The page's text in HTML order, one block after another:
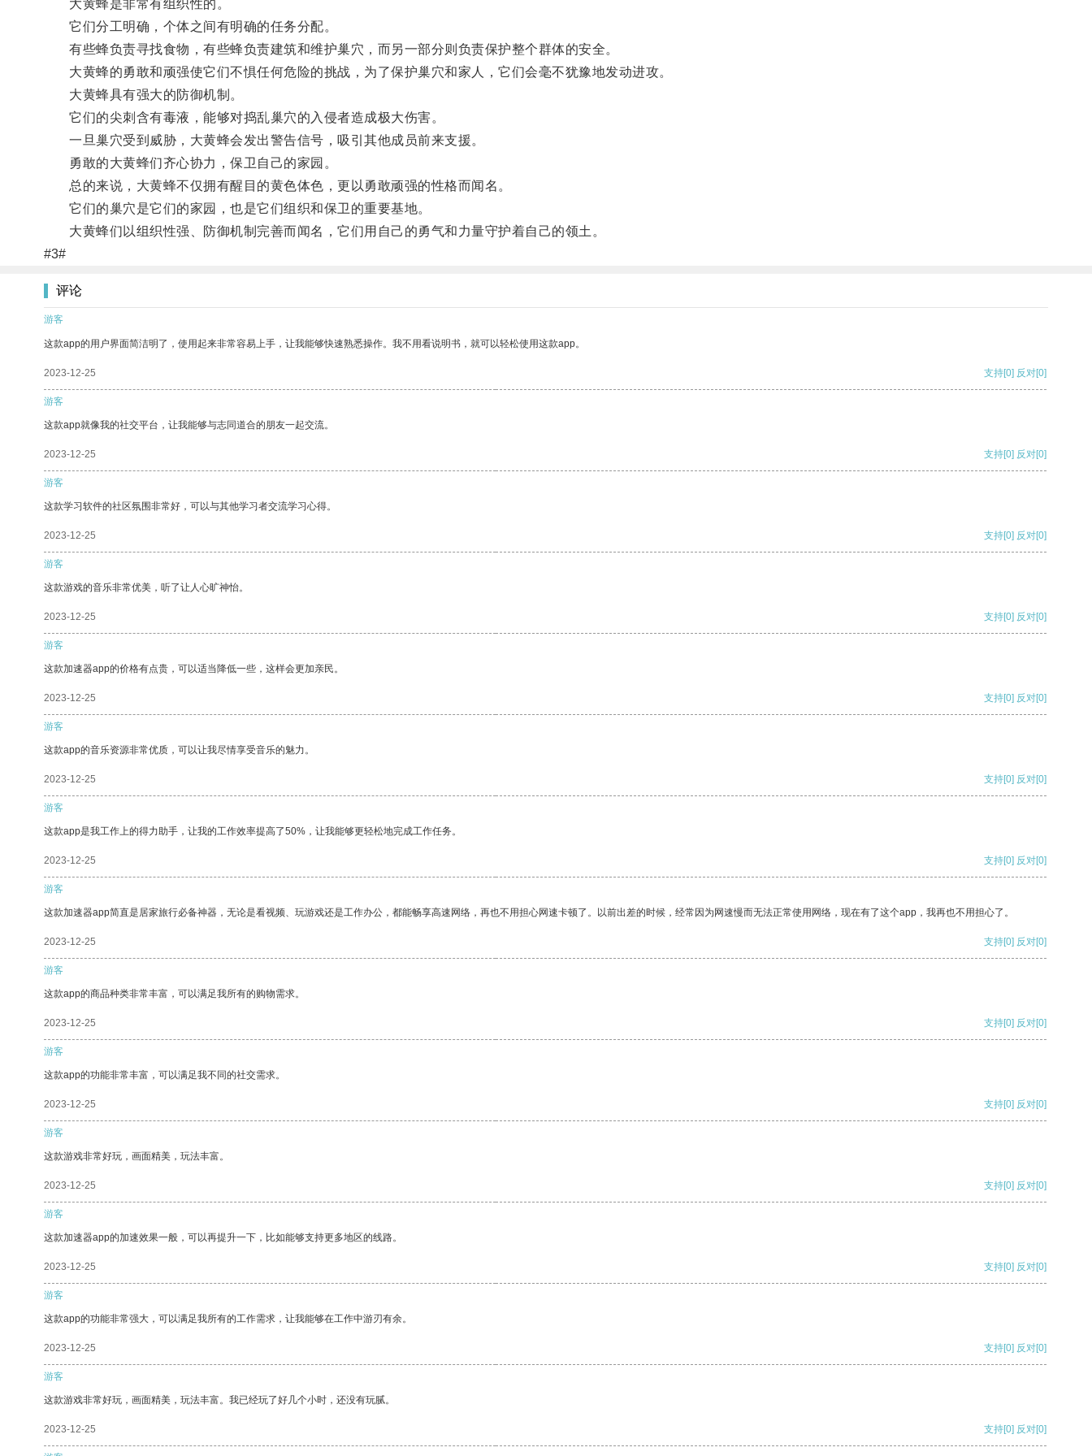
大黄蜂是非常有组织性的。
它们分工明确，个体之间有明确的任务分配。
有些蜂负责寻找食物，有些蜂负责建筑和维护巢穴，而另一部分则负责保护整个群体的安全。
大黄蜂的勇敢和顽强使它们不惧任何危险的挑战，为了保护巢穴和家人，它们会毫不犹豫地发动进攻。
大黄蜂具有强大的防御机制。
它们的尖刺含有毒液，能够对捣乱巢穴的入侵者造成极大伤害。
一旦巢穴受到威胁，大黄蜂会发出警告信号，吸引其他成员前来支援。
勇敢的大黄蜂们齐心协力，保卫自己的家园。
总的来说，大黄蜂不仅拥有醒目的黄色体色，更以勇敢顽强的性格而闻名。
它们的巢穴是它们的家园，也是它们组织和保卫的重要基地。
大黄蜂们以组织性强、防御机制完善而闻名，它们用自己的勇气和力量守护着自己的领土。
#3#
评论
游客
这款app的用户界面简洁明了，使用起来非常容易上手，让我能够快速熟悉操作。我不用看说明书，就可以轻松使用这款app。
2023-12-25 支持[0] 反对[0]
游客
这款app就像我的社交平台，让我能够与志同道合的朋友一起交流。
2023-12-25 支持[0] 反对[0]
游客
这款学习软件的社区氛围非常好，可以与其他学习者交流学习心得。
2023-12-25 支持[0] 反对[0]
游客
这款游戏的音乐非常优美，听了让人心旷神怡。
2023-12-25 支持[0] 反对[0]
游客
这款加速器app的价格有点贵，可以适当降低一些，这样会更加亲民。
2023-12-25 支持[0] 反对[0]
游客
这款app的音乐资源非常优质，可以让我尽情享受音乐的魅力。
2023-12-25 支持[0] 反对[0]
游客
这款app是我工作上的得力助手，让我的工作效率提高了50%，让我能够更轻松地完成工作任务。
2023-12-25 支持[0] 反对[0]
游客
这款加速器app简直是居家旅行必备神器，无论是看视频、玩游戏还是工作办公，都能畅享高速网络，再也不用担心网速卡顿了。以前出差的时候，经常因为网速慢而无法正常使用网络，现在有了这个app，我再也不用担心了。
2023-12-25 支持[0] 反对[0]
游客
这款app的商品种类非常丰富，可以满足我所有的购物需求。
2023-12-25 支持[0] 反对[0]
游客
这款app的功能非常丰富，可以满足我不同的社交需求。
2023-12-25 支持[0] 反对[0]
游客
这款游戏非常好玩，画面精美，玩法丰富。
2023-12-25 支持[0] 反对[0]
游客
这款加速器app的加速效果一般，可以再提升一下，比如能够支持更多地区的线路。
2023-12-25 支持[0] 反对[0]
游客
这款app的功能非常强大，可以满足我所有的工作需求，让我能够在工作中游刃有余。
2023-12-25 支持[0] 反对[0]
游客
这款游戏非常好玩，画面精美，玩法丰富。我已经玩了好几个小时，还没有玩腻。
2023-12-25 支持[0] 反对[0]